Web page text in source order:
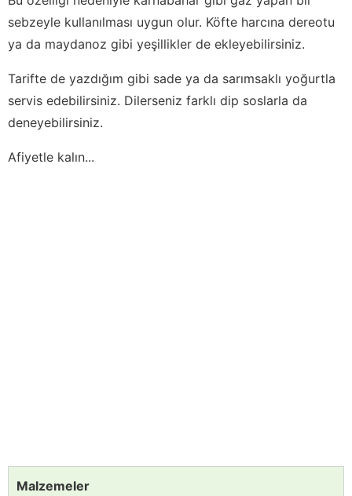
sebzeyle kullanılması uygun olur. Köfte harcına dereotu
ya da maydanoz gibi yeşillikler de ekleyebilirsiniz.
Tarifte de yazdığım gibi sade ya da sarımsaklı yoğurtla
servis edebilirsiniz. Dilerseniz farklı dip soslarla da
deneyebilirsiniz.
Afiyetle kalın...
Malzemeler